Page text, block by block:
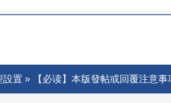
設置 » 【必读】本版發帖或回覆注意事